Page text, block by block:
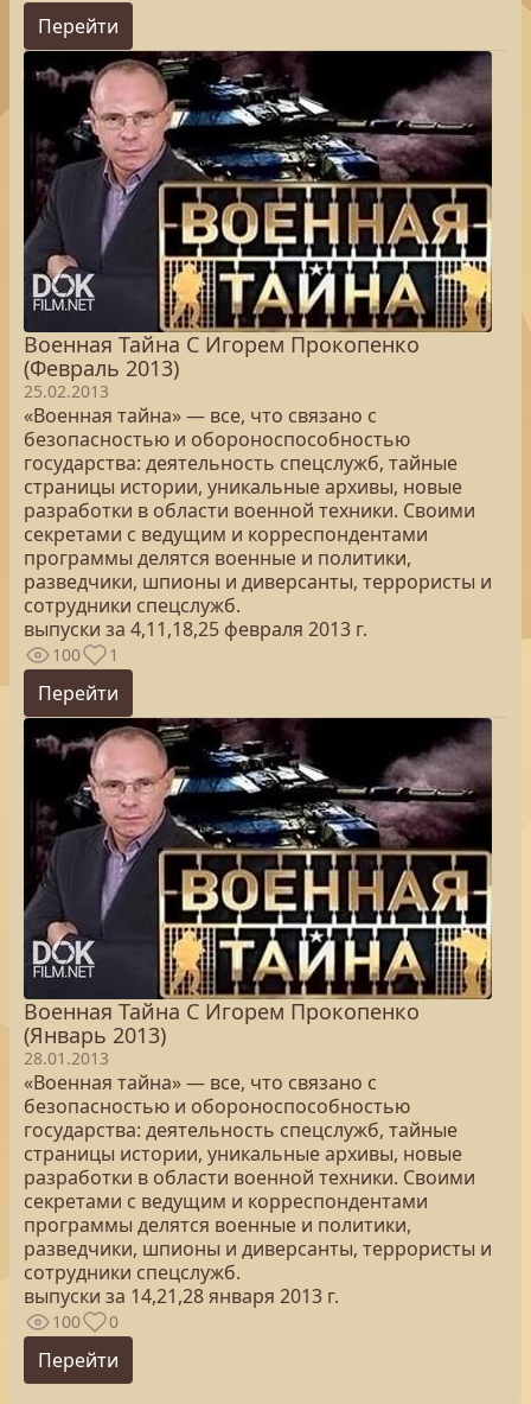
Перейти
Военная Тайна C Игорем Прокопенко
(Февраль 2013)
25.02.2013
«Военная тайна» — все, что связано с
безопасностью и обороноспособностью
государства: деятельность спецслужб, тайные
страницы истории, уникальные архивы, новые
разработки в области военной техники. Своими
секретами с ведущим и корреспондентами
программы делятся военные и политики,
разведчики, шпионы и диверсанты, террористы и
сотрудники спецслужб.
выпуски за 4,11,18,25 февраля 2013 г.
100 1
Перейти
Военная Тайна C Игорем Прокопенко
(Январь 2013)
28.01.2013
«Военная тайна» — все, что связано с
безопасностью и обороноспособностью
государства: деятельность спецслужб, тайные
страницы истории, уникальные архивы, новые
разработки в области военной техники. Своими
секретами с ведущим и корреспондентами
программы делятся военные и политики,
разведчики, шпионы и диверсанты, террористы и
сотрудники спецслужб.
выпуски за 14,21,28 января 2013 г.
100 0
Перейти